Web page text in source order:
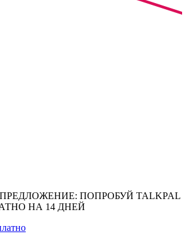
ПОПРОБУЙ TALKPAL
НА 14 ДНЕЙ